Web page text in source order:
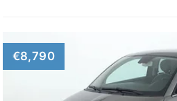
€8,790